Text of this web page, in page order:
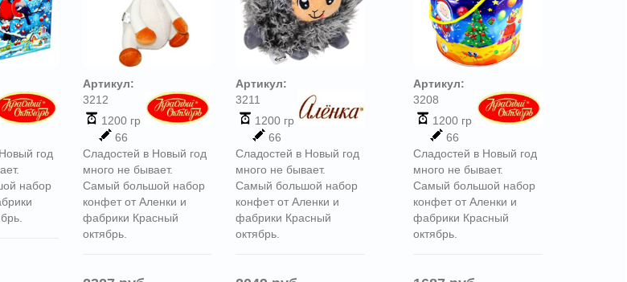
год
набор
Артикул:
3212
1200 гр
66
Сладостей в Новый год
много не бывает.
Самый большой набор
конфет от Аленки и
фабрики Красный
октябрь.
Артикул:
3211
1200 гр
66
Сладостей в Новый год
много не бывает.
Самый большой набор
конфет от Аленки и
фабрики Красный
октябрь.
Артикул:
3208
1200 гр
66
Сладостей в Новый год
много не бывает.
Самый большой набор
конфет от Аленки и
фабрики Красный
октябрь.